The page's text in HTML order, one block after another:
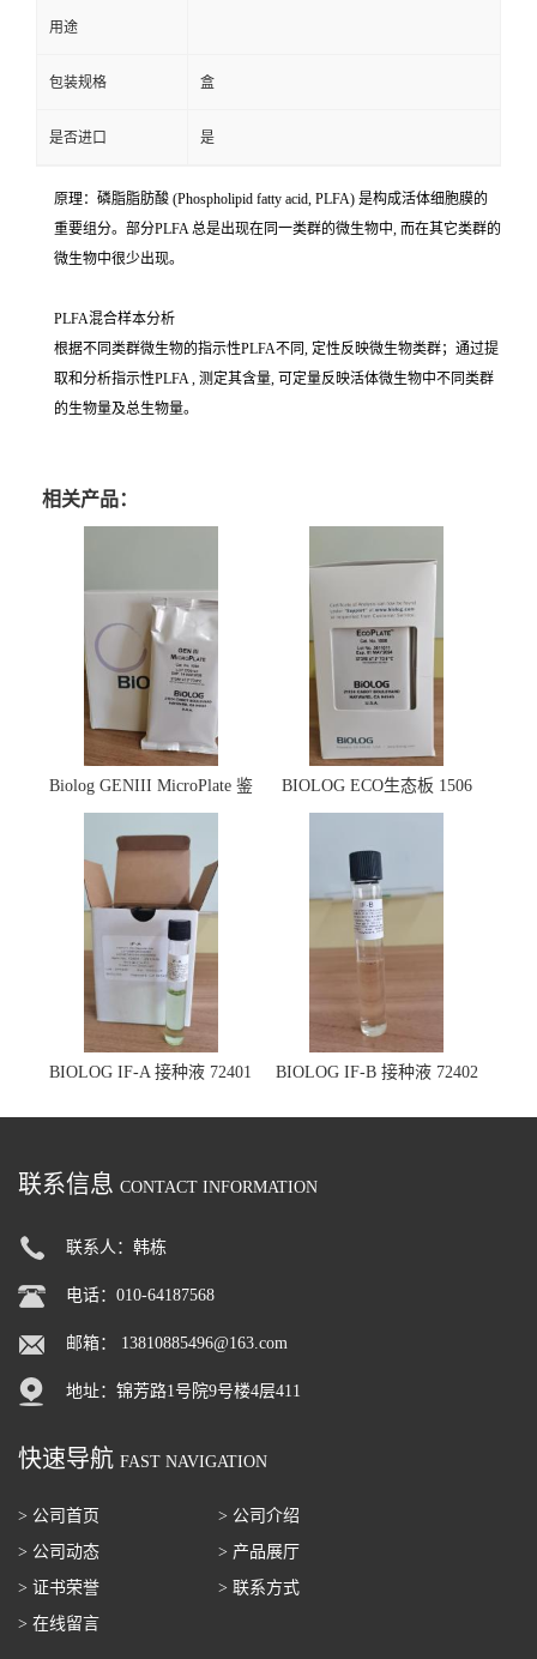
用途
包装规格 盒
是否进口 是
原理：磷脂脂肪酸 (Phospholipid fatty acid, PLFA) 是构成活体细胞膜的
重要组分。部分PLFA 总是出现在同一类群的微生物中, 而在其它类群的
微生物中很少出现。
PLFA混合样本分析
根据不同类群微生物的指示性PLFA不同, 定性反映微生物类群；通过提
取和分析指示性PLFA , 测定其含量, 可定量反映活体微生物中不同类群
的生物量及总生物量。
相关产品：
Biolog GENIII MicroPlate 鉴
定板 1030
BIOLOG ECO生态板 1506
BIOLOG IF-A 接种液 72401 BIOLOG IF-B 接种液 72402
联系信息 CONTACT INFORMATION
联系人：韩栋
电话：010-64187568
邮箱： 13810885496@163.com
地址：锦芳路1号院9号楼4层411
快速导航 FAST NAVIGATION
> 公司首页
> 公司介绍
> 公司动态
> 产品展厅
> 证书荣誉
> 联系方式
> 在线留言